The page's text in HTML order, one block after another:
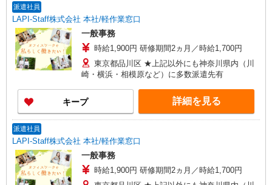
派遣社員
LAPI-Staff株式会社 本社/軽作業窓口
一般事務
時給1,900円 研修期間2ヵ月／時給1,700円
東京都品川区 ★上記以外にも神奈川県内（川
崎・横浜・相模原など）に多数派遣先有
キープ 詳細を見る
派遣社員
LAPI-Staff株式会社 本社/軽作業窓口
一般事務
時給1,900円 研修期間2ヵ月／時給1,700円